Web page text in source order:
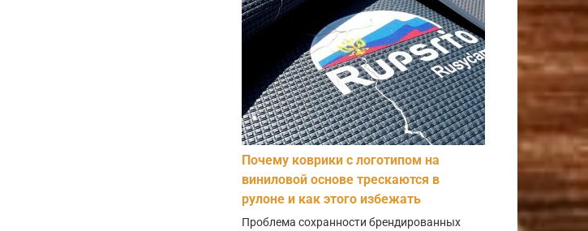
Почему коврики с логотипом на
виниловой основе трескаются в
рулоне и как этого избежать
Проблема сохранности брендированных